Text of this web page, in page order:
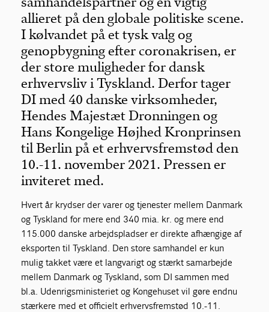
allieret på den globale politiske scene.
I kølvandet på et tysk valg og
genopbygning efter coronakrisen, er
der store muligheder for dansk
erhvervsliv i Tyskland. Derfor tager
DI med 40 danske virksomheder,
Hendes Majestæt Dronningen og
Hans Kongelige Højhed Kronprinsen
til Berlin på et erhvervsfremstød den
10.-11. november 2021. Pressen er
inviteret med.
Hvert år krydser der varer og tjenester mellem Danmark
og Tyskland for mere end 340 mia. kr. og mere end
115.000 danske arbejdspladser er direkte afhængige af
eksporten til Tyskland. Den store samhandel er kun
mulig takket være et langvarigt og stærkt samarbejde
mellem Danmark og Tyskland, som DI sammen med
bl.a. Udenrigsministeriet og Kongehuset vil gøre endnu
stærkere med et officielt erhvervsfremstød 10.-11.